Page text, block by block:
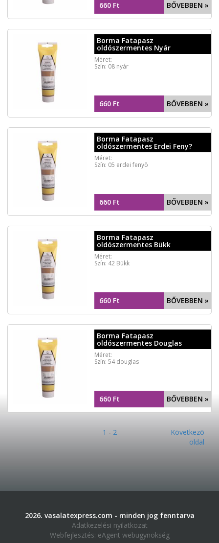
BŐVEBBEN »
660 Ft
Borma Fatapasz
oldószermentes Nyár
Méret:
Szín: 08 nyár
BŐVEBBEN »
660 Ft
Borma Fatapasz
oldószermentes Erdei Feny?
Méret:
Szín: 05 erdei fenyõ
BŐVEBBEN »
660 Ft
Borma Fatapasz
oldószermentes Bükk
Méret:
Szín: 42 Bükk
BŐVEBBEN »
660 Ft
Borma Fatapasz
oldószermentes Douglas
Méret:
Szín: 54 douglas
BŐVEBBEN »
660 Ft
1 - 2
Következõ
oldal
2026. vasalatexpress.com - minden jog fenntarva
Adatkezelési nyilatkozat
Webfejlesztés: eAgent webügynökség